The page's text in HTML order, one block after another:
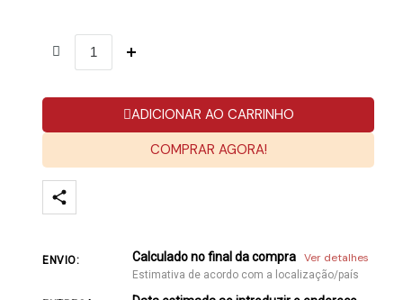
ADICIONAR AO CARRINHO
COMPRAR AGORA!
ENVIO: Calculado no final da compra Ver detalhes
Estimativa de acordo com a localização/país